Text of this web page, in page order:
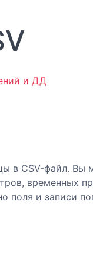
и ДД
в CSV-файл. Вы
временных
поля и записи